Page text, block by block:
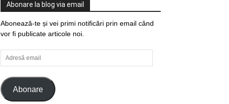
Abonare la blog via email
Abonează-te și vei primi notificări prin email când
vor fi publicate articole noi.
Adresă
email
Abonare